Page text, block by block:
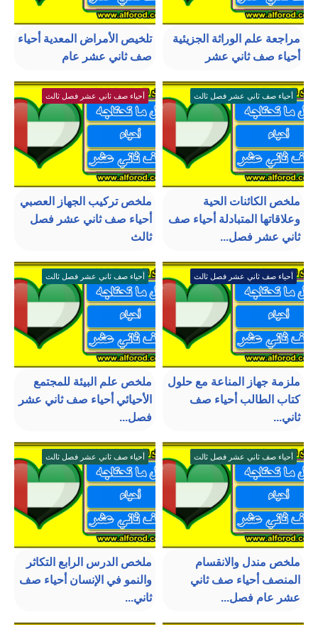
مراجعة علم الوراثة الجزيئية
أحياء صف ثاني عشر
تلخيص الأمراض المعدية أحياء
صف ثاني عشر عام
أحياء صف ثاني عشر فصل ثالث
ملخص الكائنات الحية
وعلاقاتها المتبادلة أحياء صف
ثاني عشر فصل...
أحياء صف ثاني عشر فصل ثالث
ملخص تركيب الجهاز العصبي
أحياء صف ثاني عشر فصل
ثالث
أحياء صف ثاني عشر فصل ثالث
ملزمة جهاز المناعة مع حلول
كتاب الطالب أحياء صف
ثاني...
أحياء صف ثاني عشر فصل ثالث
ملخص علم البيئة للمجتمع
الأحيائي أحياء صف ثاني عشر
فصل...
أحياء صف ثاني عشر فصل ثالث
ملخص مندل والانقسام
المنصف أحياء صف ثاني
عشر عام فصل...
أحياء صف ثاني عشر فصل ثالث
ملخص الدرس الرابع التكاثر
والنمو في الإنسان أحياء صف
ثاني...